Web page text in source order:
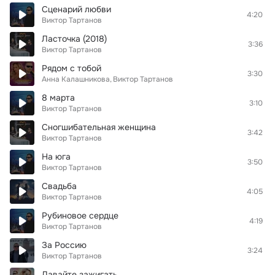
Сценарий любви
Виктор Тартанов
4:20
Ласточка (2018)
Виктор Тартанов
3:36
Рядом с тобой
Анна Калашникова Виктор Тартанов
3:30
8 марта
Виктор Тартанов
3:10
Сногшибательная женщина
Виктор Тартанов
3:42
На юга
Виктор Тартанов
3:50
Свадьба
Виктор Тартанов
4:05
Рубиновое сердце
Виктор Тартанов
4:19
За Россию
Виктор Тартанов
3:24